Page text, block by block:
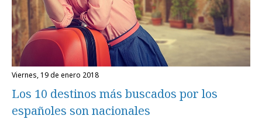
viernes, 19 de enero 2018
Los 10 destinos más buscados por los
españoles son nacionales